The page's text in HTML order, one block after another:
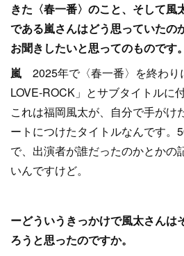
きた〈春一番〉のこと、そして風
である嵐さんはどう思っていたの
お聞きしたいと思ってのものです。
嵐 2025年で〈春一番〉を終わ
LOVE-ROCK」とサブタイトルに
これは福岡風太が、自分で手がけ
ートにつけたタイトルなんです。
で、出演者が誰だったのかとかの
いんですけど。
ーどういうきっかけで風太さんは
ろうと思ったのですか。